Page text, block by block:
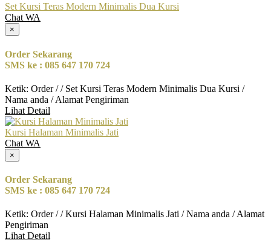
Set Kursi Teras Modern Minimalis Dua Kursi
Chat WA
×
Order Sekarang
SMS ke : 085 647 170 724
Ketik: Order / / Set Kursi Teras Modern Minimalis Dua Kursi /
Nama anda / Alamat Pengiriman
Lihat Detail
Kursi Halaman Minimalis Jati
Chat WA
×
Order Sekarang
SMS ke : 085 647 170 724
Ketik: Order / / Kursi Halaman Minimalis Jati / Nama anda / Alamat
Pengiriman
Lihat Detail